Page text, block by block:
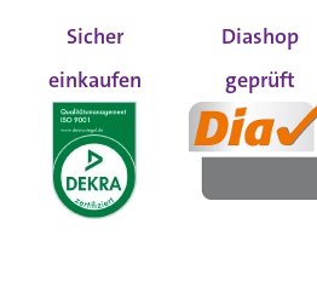
Sicher
einkaufen
Diashop
geprüft